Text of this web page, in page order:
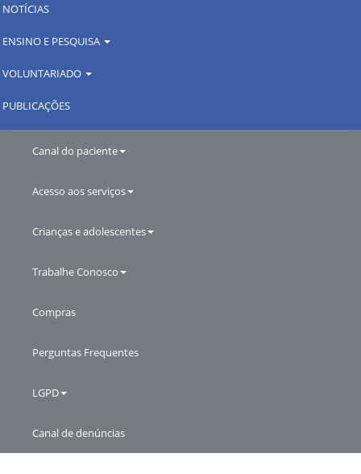
NOTÍCIAS
ENSINO E PESQUISA
VOLUNTARIADO
PUBLICAÇÕES
Canal do paciente
Acesso aos serviços
Crianças e adolescentes
Trabalhe Conosco
Compras
Perguntas Frequentes
LGPD
Canal de denúncias